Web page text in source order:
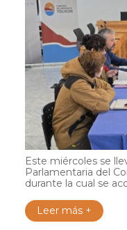
Este miércoles se
Parlamentaria del
durante la cual se
Leer más +